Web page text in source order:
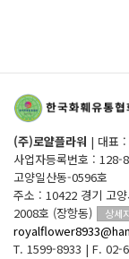
(주)로얄플라워 | 대표
사업자등록번호 : 128-
고양일산동-0596호
주소 : 10422 경기 고
2008호 (장항동)
상세
T. 1599-8933 | F. 02-